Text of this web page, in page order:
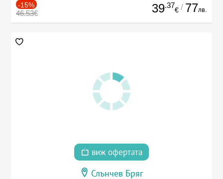
-15%
46.53€ 39.37
€ / 77лв.
виж офертата
Слънчев Бряг